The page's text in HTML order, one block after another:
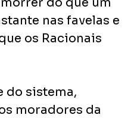
nas favelas e
os Racionais
do sistema,
moradores da